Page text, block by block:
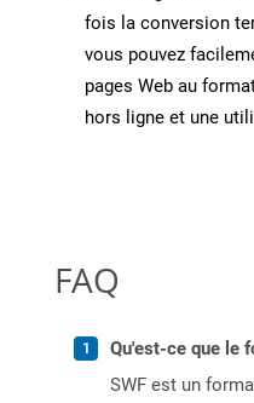
fois la conversion
vous pouvez
pages Web au
hors ligne et une
FAQ
Qu'est-ce que le
SWF est un